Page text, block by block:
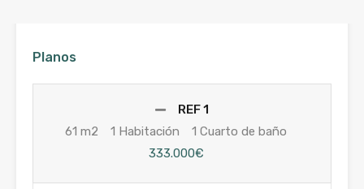
Planos
REF 1
61 m2
1 Habitación
1 Cuarto de baño
333.000€